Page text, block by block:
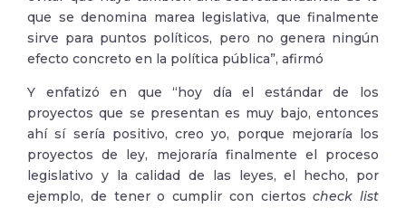
que se denomina marea legislativa, que finalmente
sirve para puntos políticos, pero no genera ningún
efecto concreto en la política pública”, afirmó
Y enfatizó en que “hoy día el estándar de los
proyectos que se presentan es muy bajo, entonces
ahí sí sería positivo, creo yo, porque mejoraría los
proyectos de ley, mejoraría finalmente el proceso
legislativo y la calidad de las leyes, el hecho, por
ejemplo, de tener o cumplir con ciertoscheck list